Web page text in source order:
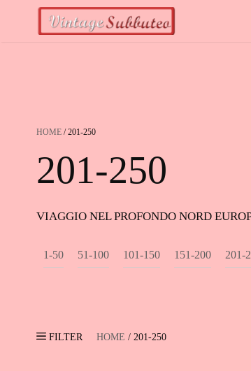
HOME / 201-250
201-250
VIAGGIO NEL PROFONDO NORD
1-50 51-100 101-150 151-200 201-
FILTER HOME / 201-250